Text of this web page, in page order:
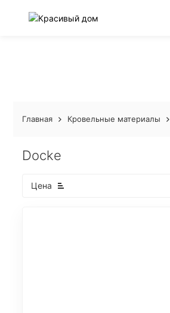
Главная Кровельные материалы
Docke
Цена